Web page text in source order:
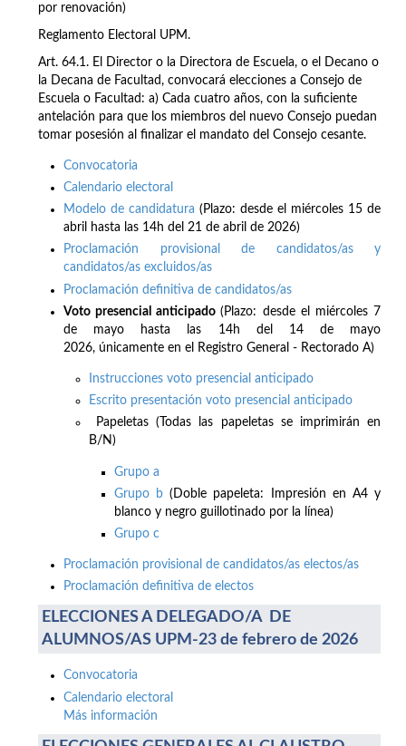
por renovación)
Reglamento Electoral UPM.
Art. 64.1. El Director o la Directora de Escuela, o el Decano o
la Decana de Facultad, convocará elecciones a Consejo de
Escuela o Facultad: a) Cada cuatro años, con la suficiente
antelación para que los miembros del nuevo Consejo puedan
tomar posesión al finalizar el mandato del Consejo cesante.
Convocatoria
Calendario electoral
Modelo de candidatura (Plazo: desde el miércoles 15 de
abril hasta las 14h del 21 de abril de 2026)
Proclamación provisional de candidatos/as y
candidatos/as excluidos/as
Proclamación definitiva de candidatos/as
Voto presencial anticipado(Plazo: desde el miércoles 7
de mayo hasta las 14h del 14 de mayo
2026, únicamente en el Registro General - Rectorado A)
Instrucciones voto presencial anticipado
Escrito presentación voto presencial anticipado
Papeletas (Todas las papeletas se imprimirán en
B/N)
Grupo a
Grupo b (Doble papeleta: Impresión en A4 y
blanco y negro guillotinado por la línea)
Grupo c
Proclamación provisional de candidatos/as electos/as
Proclamación definitiva de electos
ELECCIONES A DELEGADO/A DE
ALUMNOS/AS UPM-23 de febrero de 2026
Convocatoria
Calendario electoral
Más información